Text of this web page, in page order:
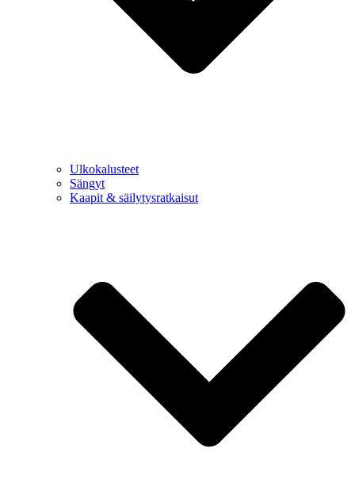
Ulkokalusteet
Sängyt
Kaapit & säilytysratkaisut